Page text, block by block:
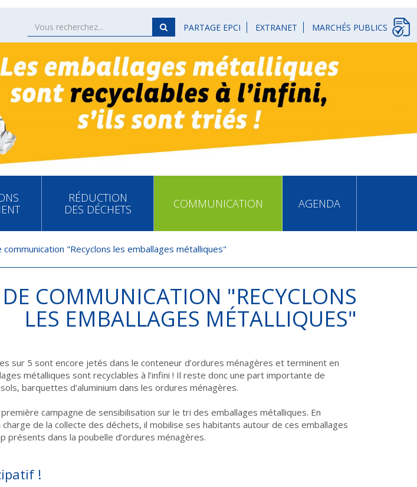
PARTAGE EPCI EXTRANET MARCHÉS PUBLICS
RÉDUCTION
DES DÉCHETS
COMMUNICATION AGENDA
communication "Recyclons les emballages métalliques"
COMMUNICATION "RECYCLONS
LES EMBALLAGES MÉTALLIQUES"
sur 5 sont encore jetés dans le conteneur d’ordures ménagères et terminent en
métalliques sont recyclables à l’infini ! Il reste donc une part importante de
barquettes d’aluminium dans les ordures ménagères.
première campagne de sensibilisation sur le tri des emballages métalliques. En
de la collecte des déchets, il mobilise ses habitants autour de ces emballages
présents dans la poubelle d’ordures ménagères.
!